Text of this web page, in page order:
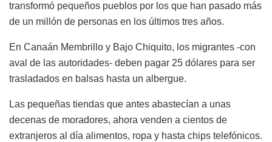
transformó pequeños pueblos por los que han pasado más
de un millón de personas en los últimos tres años.
En Canaán Membrillo y Bajo Chiquito, los migrantes -con
aval de las autoridades- deben pagar 25 dólares para ser
trasladados en balsas hasta un albergue.
Las pequeñas tiendas que antes abastecían a unas
decenas de moradores, ahora venden a cientos de
extranjeros al día alimentos, ropa y hasta chips telefónicos.